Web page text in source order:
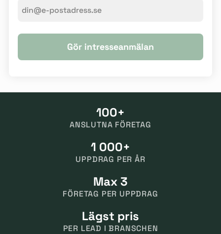
Gör intresseanmälan
100+
ANSLUTNA FÖRETAG
1 000+
UPPDRAG PER ÅR
Max 3
FÖRETAG PER UPPDRAG
Lägst pris
PER LEAD I BRANSCHEN